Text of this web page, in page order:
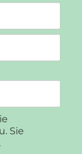
Sie